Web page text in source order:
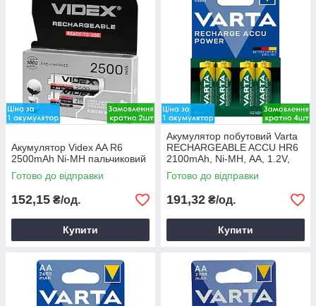
Акумулятор Videx AA R6
2500mAh Ni-MH пальчиковий
Готово до відправки
152,15 ₴/од.
Купити
Акумулятор побутовий Varta
RECHARGEABLE ACCU HR6
2100mAh, Ni-MH, АA, 1.2V,
блістер
Готово до відправки
191,32 ₴/од.
Купити